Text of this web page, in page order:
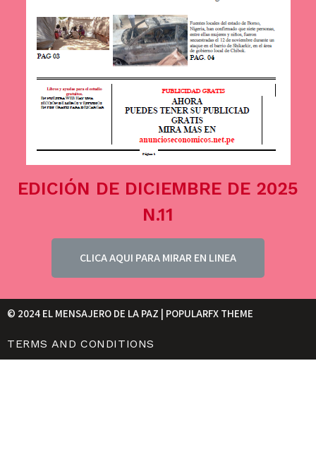
EDICIÓN DE DICIEMBRE DE 2025
N.11
CLICA AQUI PARA MIRAR EN LINEA
© 2024 EL MENSAJERO DE LA PAZ | POPULARFX THEME
TERMS AND CONDITIONS